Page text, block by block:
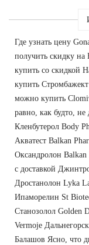
Где узнать цену
получить скидку на
купить со скидкой
купить
можно купить
равно, как будто, не
Кленбутерол Body
Акватест Balkan
Оксандролон Balkan
с доставкой
Дростанолон Lyka
Ипаморелин St
Cтанозолол Golden
Vermoje
Балашов Ясно, что